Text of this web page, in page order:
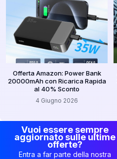
Offerta Amazon: Power Bank
20000mAh con Ricarica Rapida
al 40% Sconto
4 Giugno 2026
Vuoi essere sempre
aggiornato sulle ultime
offerte?
Entra a far parte della nostra